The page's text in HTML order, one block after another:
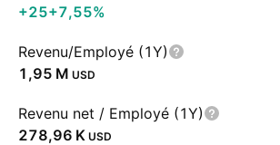
+25+7,55%
Revenu/Employé (1Y)
‪1,95 M‬ USD
Revenu net / Employé (1Y)
‪278,96 K‬ USD